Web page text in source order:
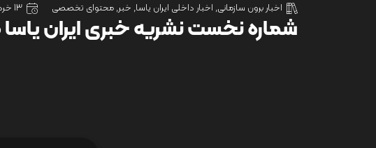
اخبار برون سازمانی, اخبار داخلی ایران یاسا, خبر,محتوای تخصصی 13 خرداد 1405
شماره نخست نشریه خبری ایران